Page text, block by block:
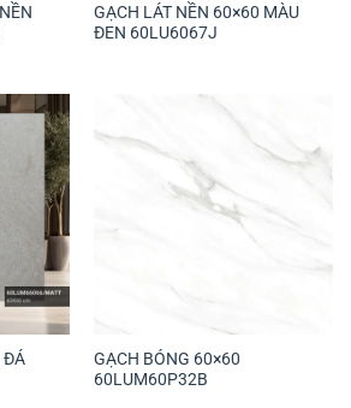
GẠCH LÁT NỀN 60×60 MÀU
ĐEN 60LU6067J
ĐÁ
GẠCH BÓNG 60×60
60LUM60P32B